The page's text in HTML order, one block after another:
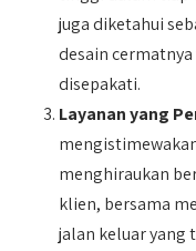
juga diketahui
desain
disepakati.
Layanan yang
menghiraukan
klien, bersama
jalan keluar yang